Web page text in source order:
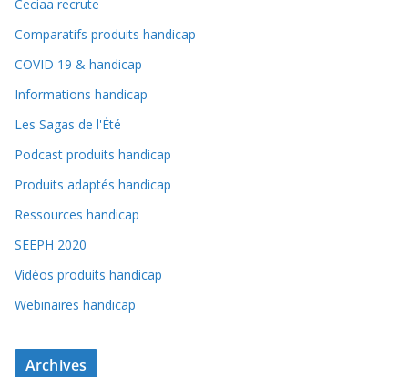
Ceciaa recrute
Comparatifs produits handicap
COVID 19 & handicap
Informations handicap
Les Sagas de l'Été
Podcast produits handicap
Produits adaptés handicap
Ressources handicap
SEEPH 2020
Vidéos produits handicap
Webinaires handicap
Archives